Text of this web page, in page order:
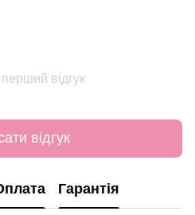
відгук
відгук
Гарантія